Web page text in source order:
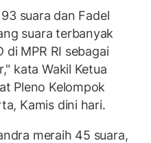
suara dan Fadel
suara terbanyak
MPR RI sebagai
kata Wakil Ketua
Pleno Kelompok
Kamis dini hari.
meraih 45 suara,